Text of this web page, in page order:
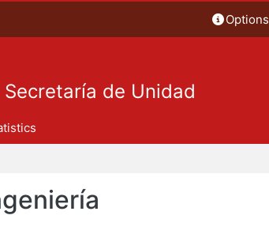
Options
Secretaría de Unidad